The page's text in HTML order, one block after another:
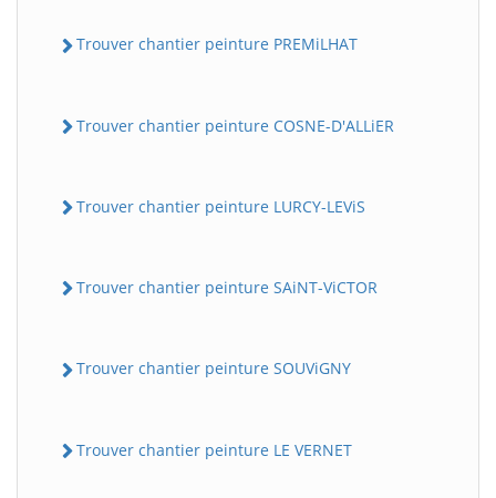
Trouver chantier peinture PREMiLHAT
Trouver chantier peinture COSNE-D'ALLiER
Trouver chantier peinture LURCY-LEViS
Trouver chantier peinture SAiNT-ViCTOR
Trouver chantier peinture SOUViGNY
Trouver chantier peinture LE VERNET